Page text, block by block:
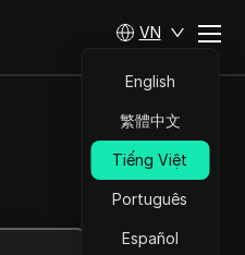
VN
English
繁體中文
Tiếng Việt
Português
Español